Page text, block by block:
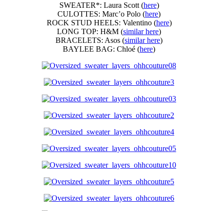
SWEATER*: Laura Scott (here)
CULOTTES: Marc’o Polo (here)
ROCK STUD HEELS: Valentino (here)
LONG TOP: H&M (similar here)
BRACELETS: Asos (similar here)
BAYLEE BAG: Chloé (here)